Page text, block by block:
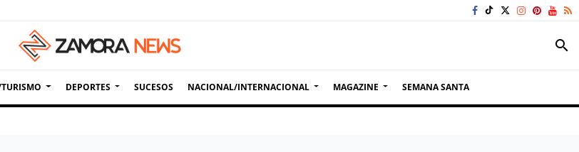
search
DEPORTES SUCESOS NACIONAL/INTERNACIONAL MAGAZINE SEMANA SANTA